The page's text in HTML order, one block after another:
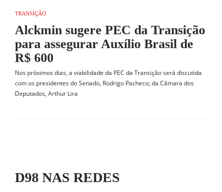
TRANSIÇÃO
Alckmin sugere PEC da Transição
para assegurar Auxílio Brasil de
R$ 600
Nos próximos dias, a viabilidade da PEC da Transição será discutida
com os presidentes do Senado, Rodrigo Pacheco; da Câmara dos
Deputados, Arthur Lira
D98 NAS REDES